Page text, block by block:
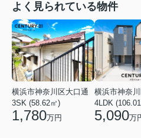
よく見られている物件
横浜市神奈川区大口通
3SK (58.62㎡)
1,780万円
4LDK
5,090万